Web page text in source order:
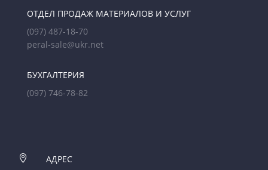
ОТДЕЛ ПРОДАЖ МАТЕРИАЛОВ И УСЛУГ
(097) 487-18-70
peral-sale@ukr.net
БУХГАЛТЕРИЯ
(097) 746-78-82

АДРЕС